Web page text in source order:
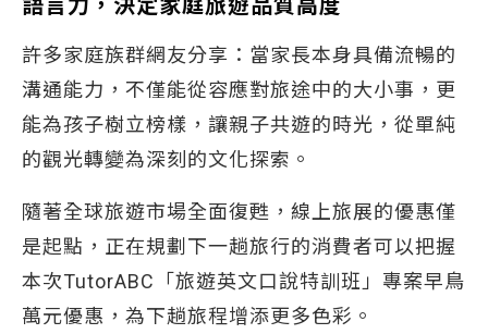
語言力，決定家庭旅遊品質高度
許多家庭族群網友分享：當家長本身具備流暢的
溝通能力，不僅能從容應對旅途中的大小事，更
能為孩子樹立榜樣，讓親子共遊的時光，從單純
的觀光轉變為深刻的文化探索。
隨著全球旅遊市場全面復甦，線上旅展的優惠僅
是起點，正在規劃下一趟旅行的消費者可以把握
本次TutorABC「旅遊英文口說特訓班」專案早鳥
萬元優惠，為下趟旅程增添更多色彩。